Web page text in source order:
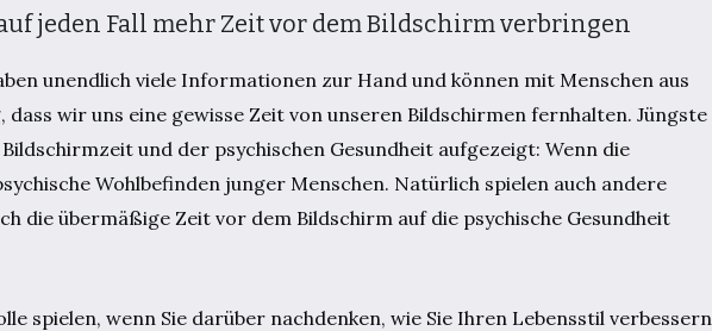
jeden Fall mehr Zeit vor dem Bildschirm verbringen
unendlich viele Informationen zur Hand und können mit Menschen aus
wir uns eine gewisse Zeit von unseren Bildschirmen fernhalten. Jüngste
und der psychischen Gesundheit aufgezeigt: Wenn die
Wohlbefinden junger Menschen. Natürlich spielen auch andere
die übermäßige Zeit vor dem Bildschirm auf die psychische Gesundheit
spielen, wenn Sie darüber nachdenken, wie Sie Ihren Lebensstil verbessern